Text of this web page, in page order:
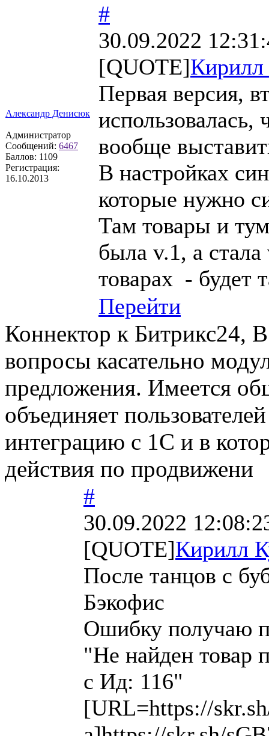
Александр Денисюк
Администратор
Сообщений: 6467
Баллов: 1109
Регистрация:
16.10.2013
#
30.09.2022
[QUOTE]Кирилл
Первая версия,
использовалась,
вообще
В настройках
которые нужно
Там товары и
была v.1, а
товарах - будет
Перейти
Коннектор к Битрикс24,
вопросы касательно
предложения. Имеется
объединяет
интеграцию с 1С и в
действия по продвижени
#
30.09.2022
[QUOTE]Кирилл
После танцов с
Бэкофис
Ошибку получаю
"Не найден товар
с Ид: 116"
[URL=https://